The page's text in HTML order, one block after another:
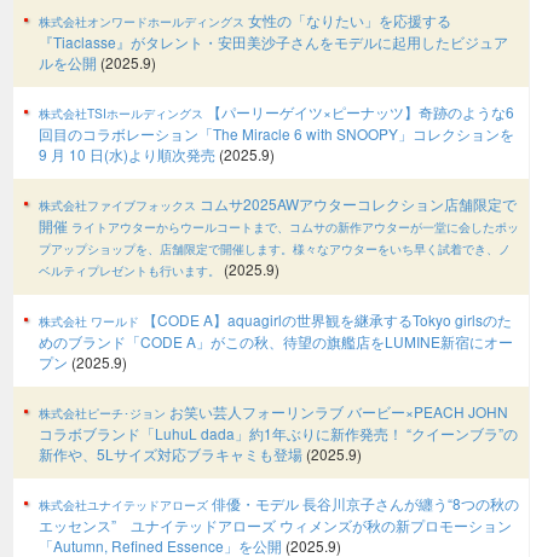
株式会社オンワードホールディングス 女性の「なりたい」を応援する
『Tiaclasse』がタレント・安田美沙子さんをモデルに起用したビジュア
ルを公開 (2025.9)
株式会社TSIホールディングス
【パーリーゲイツ×ピーナッツ】奇跡のような6
回目のコラボレーション「The Miracle 6 with SNOOPY」コレクションを
9 月 10 日(水)より順次発売 (2025.9)
株式会社ファイブフォックス コムサ2025AWアウターコレクション店舗限定で
開催 ライトアウターからウールコートまで、コムサの新作アウターが一堂に会したポッ
プアップショップを、店舗限定で開催します。様々なアウターをいち早く試着でき、ノ
ベルティプレゼントも行います。
(2025.9)
株式会社 ワールド
【CODE A】aquagirlの世界観を継承するTokyo girlsのた
めのブランド「CODE A」がこの秋、待望の旗艦店をLUMINE新宿にオー
プン (2025.9)
株式会社ピーチ･ジョン お笑い芸人フォーリンラブ バービー×PEACH JOHN
コラボブランド「LuhuL dada」約1年ぶりに新作発売！ “クイーンブラ”の
新作や、5Lサイズ対応ブラキャミも登場 (2025.9)
株式会社ユナイテッドアローズ 俳優・モデル 長谷川京子さんが纏う“8つの秋の
エッセンス” ユナイテッドアローズ ウィメンズが秋の新プロモーション
「Autumn, Refined Essence」を公開 (2025.9)